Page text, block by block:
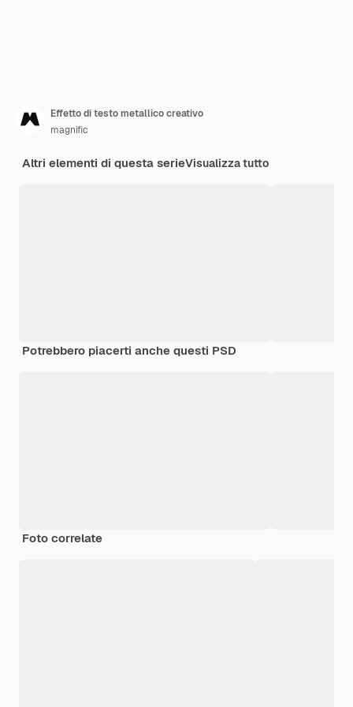
Effetto di testo metallico creativo
magnific
Altri elementi di questa serieVisualizza tutto
Potrebbero piacerti anche questi PSD
Foto correlate